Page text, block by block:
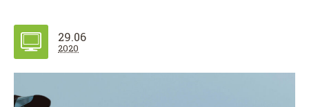
29.06
2020